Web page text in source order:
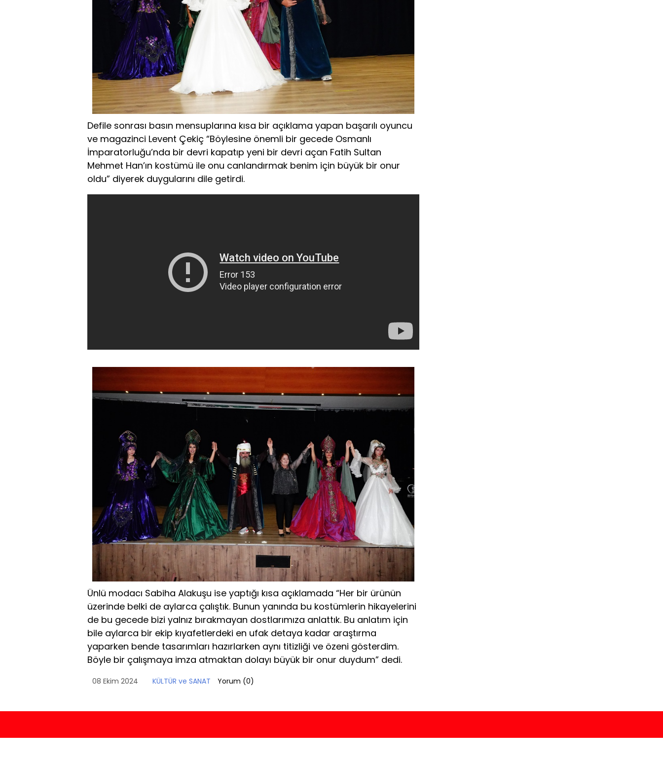
Defile sonrası basın mensuplarına kısa bir açıklama yapan başarılı oyuncu
ve magazinci Levent Çekiç “Böylesine önemli bir gecede Osmanlı
İmparatorluğu’nda bir devri kapatıp yeni bir devri açan Fatih Sultan
Mehmet Han’ın kostümü ile onu canlandırmak benim için büyük bir onur
oldu” diyerek duygularını dile getirdi.
Ünlü modacı Sabiha Alakuşu ise yaptığı kısa açıklamada “Her bir ürünün
üzerinde belki de aylarca çalıştık. Bunun yanında bu kostümlerin hikayelerini
de bu gecede bizi yalnız bırakmayan dostlarımıza anlattık. Bu anlatım için
bile aylarca bir ekip kıyafetlerdeki en ufak detaya kadar araştırma
yaparken bende tasarımları hazırlarken aynı titizliği ve özeni gösterdim.
Böyle bir çalışmaya imza atmaktan dolayı büyük bir onur duydum” dedi.
08 Ekim 2024 KÜLTÜR ve SANAT Yorum (0)